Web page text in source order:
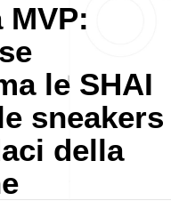
MVP:
le SHAI
sneakers
della